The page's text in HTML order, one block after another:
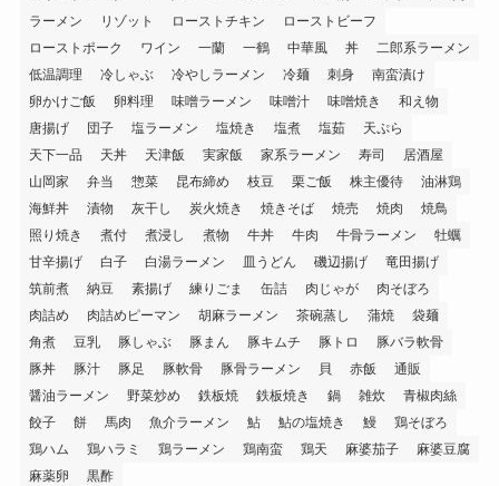
ラーメン
リゾット ローストチキン
ローストビーフ
ローストポーク
ワイン 一蘭 一鶴 中華風 丼
二郎系ラーメン
低温調理
冷しゃぶ 冷やしラーメン 冷麺 刺身
南蛮漬け
卵かけご飯
卵料理 味噌ラーメン 味噌汁 味噌焼き
和え物
唐揚げ
団子 塩ラーメン 塩焼き 塩煮 塩茹
天ぷら
天下一品
天丼 天津飯 実家飯 家系ラーメン 寿司
居酒屋
山岡家
弁当 惣菜 昆布締め 枝豆 栗ご飯 株主優待
油淋鶏
海鮮丼
漬物 灰干し 炭火焼き 焼きそば 焼売 焼肉
焼鳥
照り焼き
煮付 煮浸し 煮物 牛丼 牛肉 牛骨ラーメン
牡蠣
甘辛揚げ
白子 白湯ラーメン 皿うどん 磯辺揚げ
竜田揚げ
筑前煮
納豆 素揚げ 練りごま 缶詰 肉じゃが
肉そぼろ
肉詰め
肉詰めピーマン 胡麻ラーメン 茶碗蒸し 蒲焼
袋麺
角煮
豆乳 豚しゃぶ 豚まん 豚キムチ 豚トロ
豚バラ軟骨
豚丼
豚汁 豚足 豚軟骨 豚骨ラーメン 貝 赤飯
通販
醤油ラーメン
野菜炒め 鉄板焼 鉄板焼き 鍋 雑炊
青椒肉絲
餃子
餅 馬肉 魚介ラーメン 鮎 鮎の塩焼き 鰻
鶏そぼろ
鶏ハム
鶏ハラミ 鶏ラーメン 鶏南蛮 鶏天 麻婆茄子
麻婆豆腐
麻薬卵
黒酢